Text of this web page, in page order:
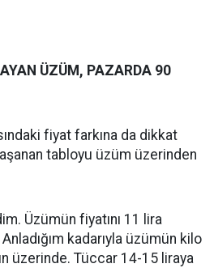
ÜZÜM, PAZARDA 90
fiyat farkına da dikkat
tabloyu üzüm üzerinden
Üzümün fiyatını 11 lira
kadarıyla üzümün kilo
üzerinde. Tüccar 14-15 liraya